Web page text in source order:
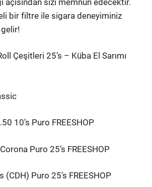
bir filtre ile sigara deneyiminiz
Çeşitleri 25’s – Küba El Sarımı
10’s Puro FREESHOP
Puro 25’s FREESHOP
Puro 25’s FREESHOP